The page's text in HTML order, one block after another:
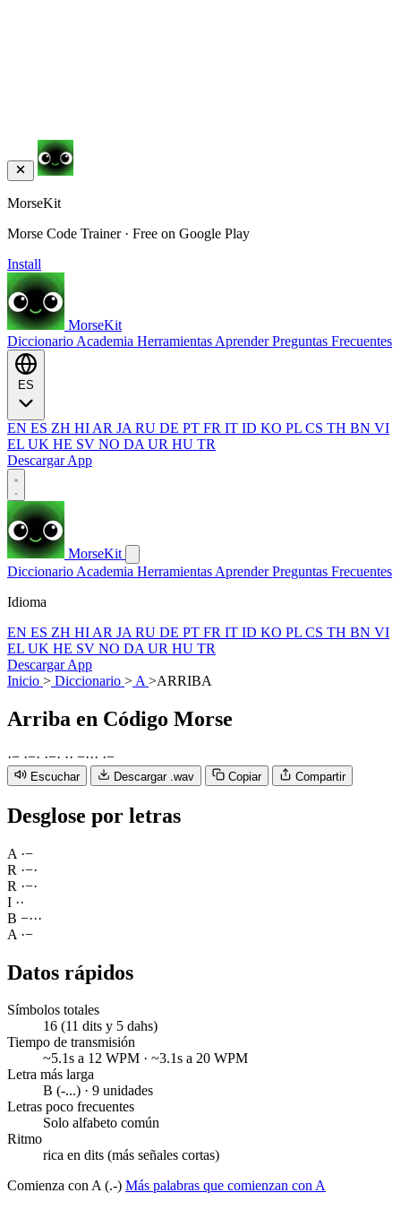
MorseKit
Morse Code Trainer · Free on Google Play
Install
MorseKit
Diccionario Academia Herramientas AprenderPreguntas Frecuentes
EN ES ZH HI AR JA RU DE PT FR IT ID KO PL CS TH BN VI
EL UK HE SV NO DA UR HU TR
Descargar App
MorseKit
Diccionario Academia Herramientas AprenderPreguntas Frecuentes
Idioma
EN ES ZH HI AR JA RU DE PT FR IT ID KO PL CS TH BN VI
EL UK HE SV NO DA UR HU TR
Descargar App
Inicio > Diccionario > A >ARRIBA
Arriba en Código Morse
·− ·−· ·−· ·· −··· ·−
Escuchar Descargar .wav Copiar Compartir
Desglose por letras
A ·−
R ·−·
R ·−·
I ··
B −···
A ·−
Datos rápidos
Símbolos totales
16 (11 dits y 5 dahs)
Tiempo de transmisión
~5.1s a 12 WPM · ~3.1s a 20 WPM
Letra más larga
B (-...) · 9 unidades
Letras poco frecuentes
Solo alfabeto común
Ritmo
rica en dits (más señales cortas)
Comienza con A (.-) Más palabras que comienzan con A